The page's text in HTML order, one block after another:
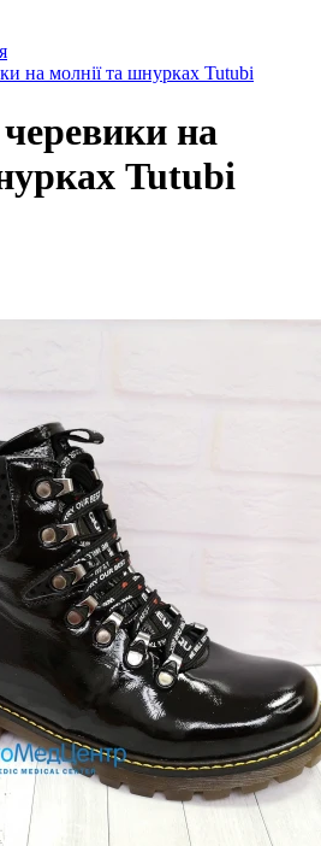
на молнії та шнурках Tutubi
черевики на
Tutubi